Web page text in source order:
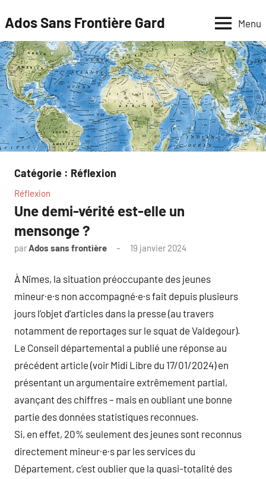
au
contenu
Ados Sans Frontière Gard Menu
Catégorie : Réflexion
Réflexion
Une demi-vérité est-elle un
mensonge ?
parAdos sans frontière 19 janvier 2024
À Nîmes, la situation préoccupante des jeunes
mineur·e·s non accompagné·e·s fait depuis plusieurs
jours l’objet d’articles dans la presse (au travers
notamment de reportages sur le squat de Valdegour).
Le Conseil départemental a publié une réponse au
précédent article (voir Midi Libre du 17/01/2024) en
présentant un argumentaire extrêmement partial,
avançant des chiffres – mais en oubliant une bonne
partie des données statistiques reconnues.
Si, en effet, 20% seulement des jeunes sont reconnus
directement mineur·e·s par les services du
Département, c’est oublier que la quasi-totalité des